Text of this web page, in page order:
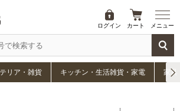
ログイン カート メニュー
リア・雑貨 キッチン・生活雑貨・家電 家具